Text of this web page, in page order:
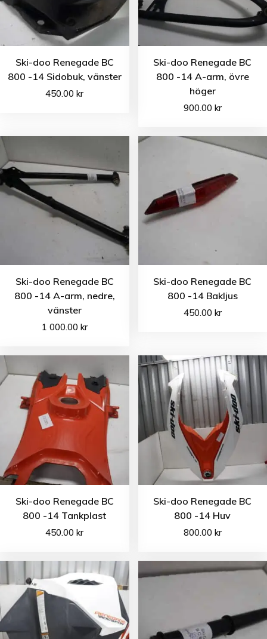
Ski-doo Renegade BC
800 -14 Sidobuk, vänster
450.00kr
Ski-doo Renegade BC
800 -14 A-arm, övre
höger
900.00 kr
Ski-doo Renegade BC
800 -14 A-arm, nedre,
vänster
1 000.00 kr
Ski-doo Renegade BC
800 -14 Bakljus
450.00 kr
Ski-doo Renegade BC
800 -14 Tankplast
450.00kr
Ski-doo Renegade BC
800 -14 Huv
800.00 kr